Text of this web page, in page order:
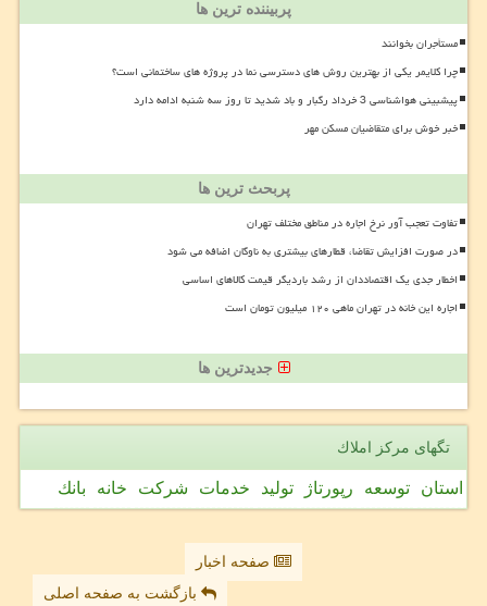
پربیننده ترین ها
مستأجران بخوانند
چرا کلایمر یکی از بهترین روش های دسترسی نما در پروژه های ساختمانی است؟
پیشبینی هواشناسی 3 خرداد رگبار و باد شدید تا روز سه شنبه ادامه دارد
خبر خوش برای متقاضیان مسکن مهر
پربحث ترین ها
تفاوت تعجب آور نرخ اجاره در مناطق مختلف تهران
در صورت افزایش تقاضا، قطارهای بیشتری به ناوگان اضافه می شود
اخطار جدی یک اقتصاددان از رشد باردیگر قیمت کالاهای اساسی
اجاره این خانه در تهران ماهی ۱۲۰ میلیون تومان است
جدیدترین ها
تگهای مركز املاك
استان توسعه رپورتاژ تولید خدمات شركت خانه بانك
صفحه اخبار
بازگشت به صفحه اصلی